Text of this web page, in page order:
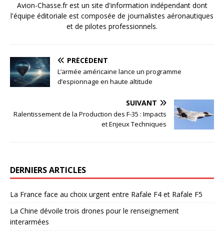
Avion-Chasse.fr est un site d'information indépendant dont
l'équipe éditoriale est composée de journalistes aéronautiques
et de pilotes professionnels.
PRÉCÉDENT
L’armée américaine lance un programme
d’espionnage en haute altitude
SUIVANT
Ralentissement de la Production des F-35 : Impacts
et Enjeux Techniques
DERNIERS ARTICLES
La France face au choix urgent entre Rafale F4 et Rafale F5
La Chine dévoile trois drones pour le renseignement
interarmées